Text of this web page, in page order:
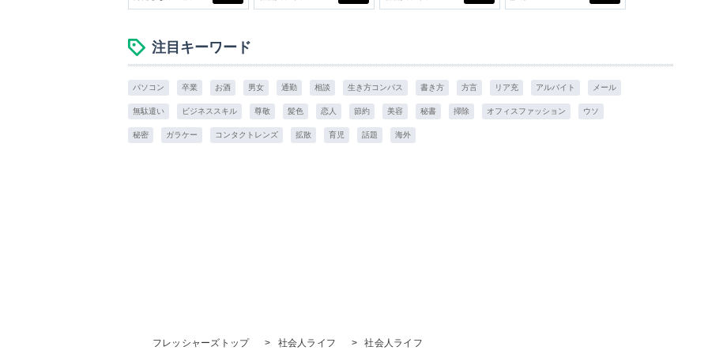
スアイテム
注目キーワード
パソコン 卒業 お酒 男女 通勤 相談 生き方コンパス 書き方 方言 リア充 アルバイト メール
無駄遣い ビジネススキル 尊敬 髪色 恋人 節約 美容 秘書 掃除 オフィスファッション ウソ
秘密 ガラケー コンタクトレンズ 拡散 育児 話題 海外
フレッシャーズトップ
> 社会人ライフ > 社会人ライフ